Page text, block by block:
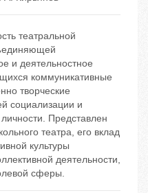
театральной
и деятельностное
коммуникативные
творческие
социализации и
Представлен
театра, его вклад
культуры
деятельности,
сферы.